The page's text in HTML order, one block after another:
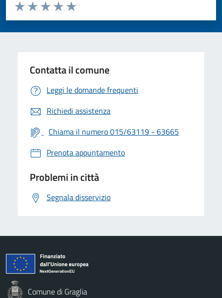
Valuta da 1 a 5 stelle la pagina
Valuta 5 stelle su 5
Valuta 4 stelle su 5
Valuta 3 stelle su 5
Valuta 2 stelle su 5
Valuta 1 stelle su 5
Contatta il comune
Leggi le domande frequenti
Richiedi assistenza
Chiama il numero 015/63119 - 63665
Prenota appuntamento
Problemi in città
Segnala disservizio
Comune di Graglia